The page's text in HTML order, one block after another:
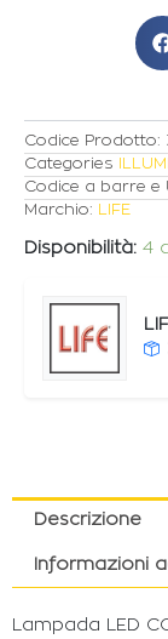
quantità
Codice Prodotto:
Categories
Codice a barre e
Marchio: LIFE
Disponibilità: 4
Descrizione
Informazioni
Lampada LED